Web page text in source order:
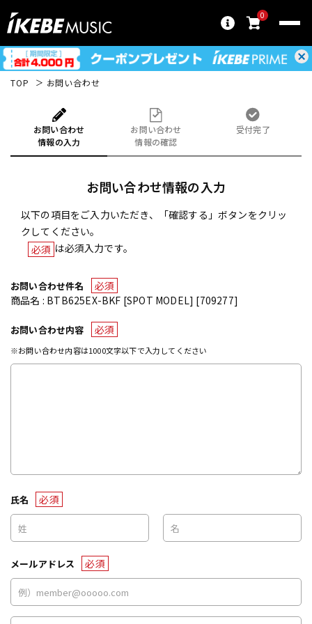
0
TOP お問い合わせ
お問い合わせ
情報の入力
お問い合わせ
情報の確認
受付完了
お問い合わせ情報の入力
以下の項目をご入力いただき、「確認する」ボタンをクリッ
クしてください。
必須 は必須入力です。
お問い合わせ件名
必須
商品名 : BTB625EX-BKF [SPOT MODEL] [709277]
お問い合わせ内容 必須
※お問い合わせ内容は1000文字以下で入力してください
氏名 必須
メールアドレス 必須